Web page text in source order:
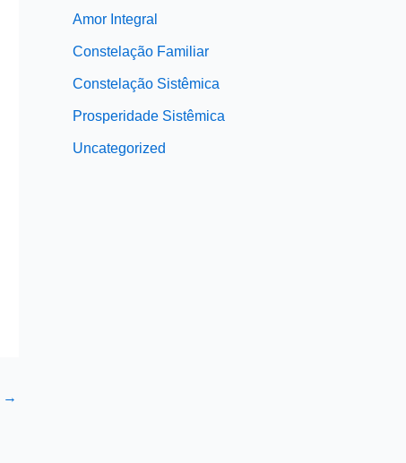
→
Amor Integral
Constelação Familiar
Constelação Sistêmica
Prosperidade Sistêmica
Uncategorized